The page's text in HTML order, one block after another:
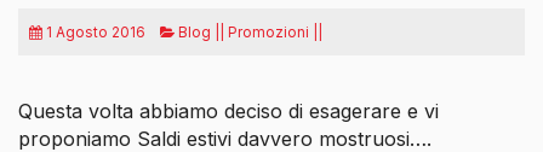
1 Agosto 2016 Blog || Promozioni ||
Questa volta abbiamo deciso di esagerare e vi
proponiamo Saldi estivi davvero mostruosi….